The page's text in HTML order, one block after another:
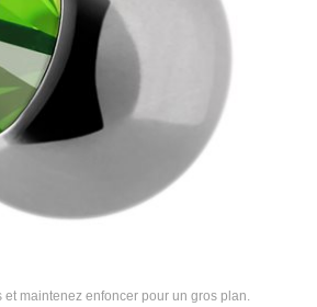
et maintenez enfoncer pour un gros plan.